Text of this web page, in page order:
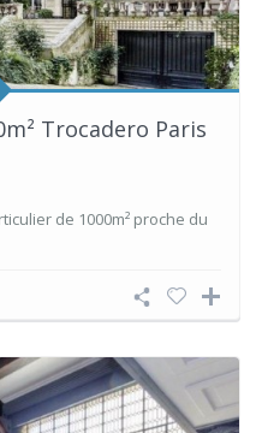
Trocadero Paris
de 1000m² proche du